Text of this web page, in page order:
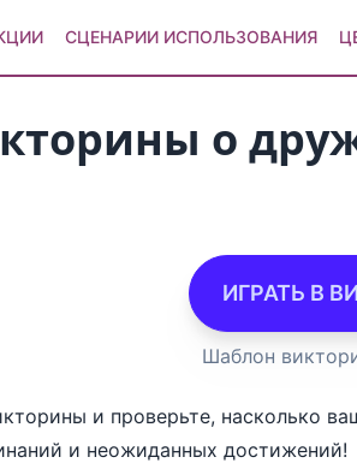
СЦЕНАРИИ ИСПОЛЬЗОВАНИЯ
о
ИГРАТЬ В
Шаблон
и проверьте, насколько
и неожиданных достижений!